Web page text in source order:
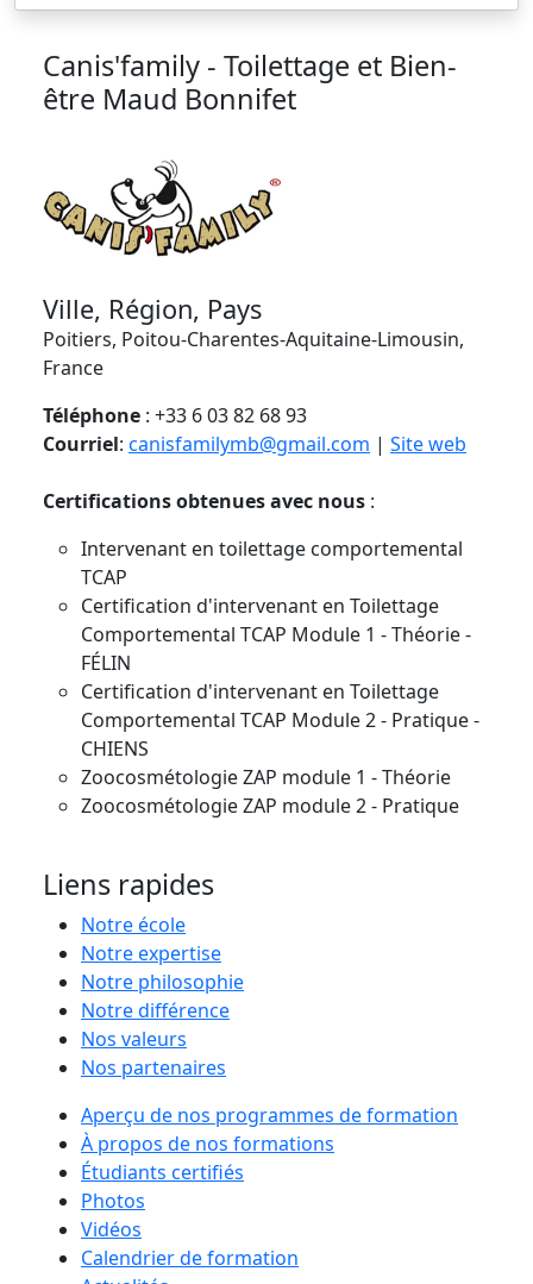
Canis'family - Toilettage et Bien-
être Maud Bonnifet
Ville, Région, Pays
Poitiers, Poitou-Charentes-Aquitaine-Limousin,
France
Téléphone : +33 6 03 82 68 93
Courriel: canisfamilymb@gmail.com | Site web
Certifications obtenues avec nous :
Intervenant en toilettage comportemental
TCAP
Certification d'intervenant en Toilettage
Comportemental TCAP Module 1 - Théorie -
FÉLIN
Certification d'intervenant en Toilettage
Comportemental TCAP Module 2 - Pratique -
CHIENS
Zoocosmétologie ZAP module 1 - Théorie
Zoocosmétologie ZAP module 2 - Pratique
Liens rapides
Notre école
Notre expertise
Notre philosophie
Notre différence
Nos valeurs
Nos partenaires
Aperçu de nos programmes de formation
À propos de nos formations
Étudiants certifiés
Photos
Vidéos
Calendrier de formation